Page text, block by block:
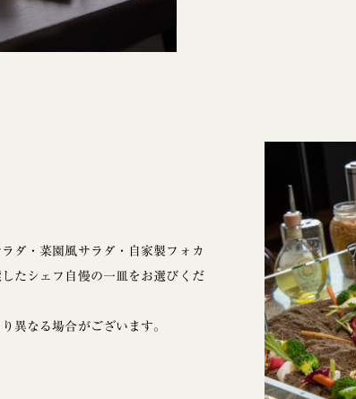
ダ・菜園風サラダ・自家製フォカ
たシェフ自慢の一皿をお選びくだ
異なる場合がございます。